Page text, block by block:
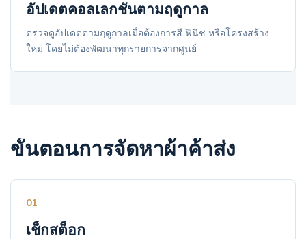
อัปเดตคอลเลกชันตามฤดูกาล
ตรวจดูอัปเดตตามฤดูกาลเมื่อต้องการสี ฟินิช หรือโครงสร้าง
ใหม่ โดยไม่ต้องพัฒนาทุกรายการจากศูนย์
ขั้นตอนการจัดหาผ้าค้าส่ง
01
เช็กสต็อก